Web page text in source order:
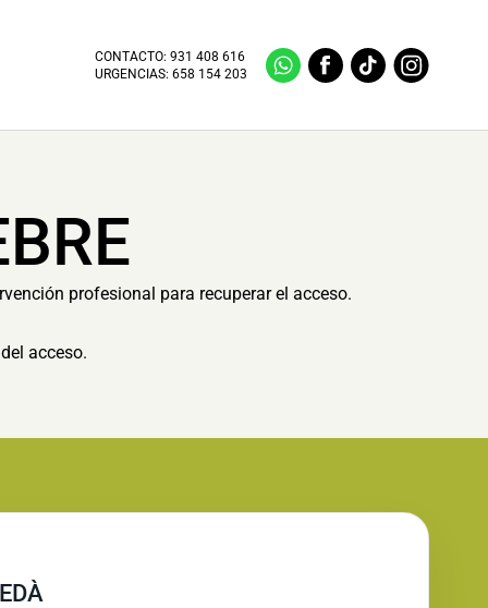
CONTACTO:931 408 616
URGENCIAS:658 154 203
profesional para recuperar el acceso.
acceso.